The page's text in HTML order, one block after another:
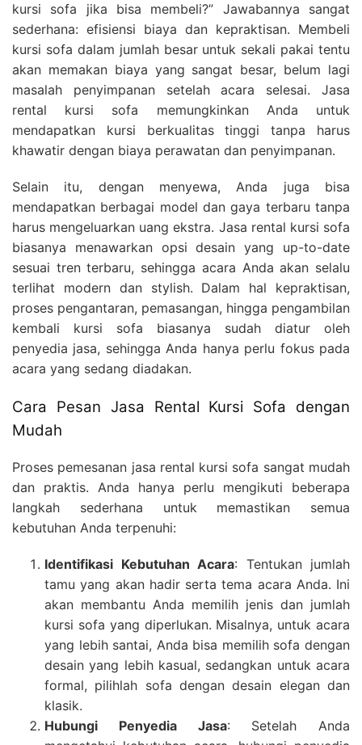
kursi sofa jika bisa membeli?” Jawabannya sangat
sederhana: efisiensi biaya dan kepraktisan. Membeli
kursi sofa dalam jumlah besar untuk sekali pakai tentu
akan memakan biaya yang sangat besar, belum lagi
masalah penyimpanan setelah acara selesai. Jasa
rental kursi sofa memungkinkan Anda untuk
mendapatkan kursi berkualitas tinggi tanpa harus
khawatir dengan biaya perawatan dan penyimpanan.
Selain itu, dengan menyewa, Anda juga bisa
mendapatkan berbagai model dan gaya terbaru tanpa
harus mengeluarkan uang ekstra. Jasa rental kursi sofa
biasanya menawarkan opsi desain yang up-to-date
sesuai tren terbaru, sehingga acara Anda akan selalu
terlihat modern dan stylish. Dalam hal kepraktisan,
proses pengantaran, pemasangan, hingga pengambilan
kembali kursi sofa biasanya sudah diatur oleh
penyedia jasa, sehingga Anda hanya perlu fokus pada
acara yang sedang diadakan.
Cara Pesan Jasa Rental Kursi Sofa dengan
Mudah
Proses pemesanan jasa rental kursi sofa sangat mudah
dan praktis. Anda hanya perlu mengikuti beberapa
langkah sederhana untuk memastikan semua
kebutuhan Anda terpenuhi:
Identifikasi Kebutuhan Acara: Tentukan jumlah
tamu yang akan hadir serta tema acara Anda. Ini
akan membantu Anda memilih jenis dan jumlah
kursi sofa yang diperlukan. Misalnya, untuk acara
yang lebih santai, Anda bisa memilih sofa dengan
desain yang lebih kasual, sedangkan untuk acara
formal, pilihlah sofa dengan desain elegan dan
klasik.
Hubungi Penyedia Jasa: Setelah Anda